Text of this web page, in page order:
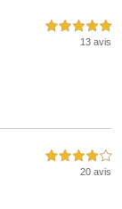
5,0 étoiles sur 5
13 avis
4,0 étoiles sur 5
20 avis